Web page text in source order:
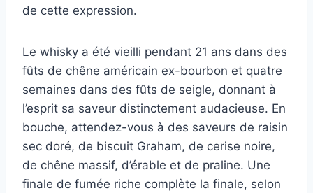
de cette expression.
Le whisky a été vieilli pendant 21 ans dans des
fûts de chêne américain ex-bourbon et quatre
semaines dans des fûts de seigle, donnant à
l’esprit sa saveur distinctement audacieuse. En
bouche, attendez-vous à des saveurs de raisin
sec doré, de biscuit Graham, de cerise noire,
de chêne massif, d’érable et de praline. Une
finale de fumée riche complète la finale, selon